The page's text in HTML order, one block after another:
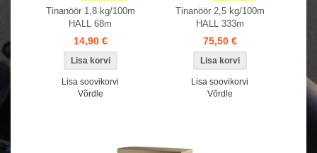
Tinanöör 1,8 kg/100m
HALL 68m
14,90 €
Lisa soovikorvi
Võrdle
Tinanöör 2,5 kg/100m
HALL 333m
75,50 €
Lisa soovikorvi
Võrdle